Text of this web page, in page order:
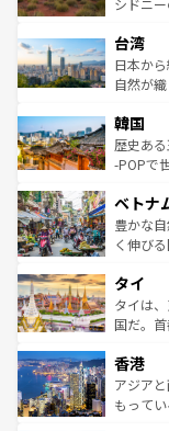
ならではの贅
情報は
れるお
人々、
ク、伝
ワイを、存分
はコン
シドニ
リアリ
ク）、
ど、見
いる。
ビング
い。オ
参照して
台湾
日本か
自然が
ン）、
と山間
驚きを
容にも
照して
韓国
歴史あ
-POPで
き、地
できる
まで、
リティ
覧を参
ベトナ
豊かな
く伸び
急速な
ーチミ
醸し出
とつ。
ひ現地
が旅行
タイ
タイは
国だ。
の活気
帯で自
いビー
香港
アジア
もって